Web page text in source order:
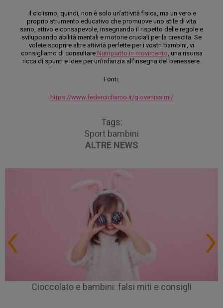
Il ciclismo, quindi, non è solo un’attività fisica, ma un vero e
proprio strumento educativo che promuove uno stile di vita
sano, attivo e consapevole, insegnando il rispetto delle regole e
sviluppando abilità mentali e motorie cruciali per la crescita. Se
volete scoprire altre attività perfette per i vostri bambini, vi
consigliamo di consultareNutripiatto in movimento, una risorsa
ricca di spunti e idee per un’infanzia all’insegna del benessere.
Fonti:
https://www.federciclismo.it/giovanissimi/
Tags:
Sport bambini
ALTRE NEWS
Cioccolato e bambini: falsi miti e consigli